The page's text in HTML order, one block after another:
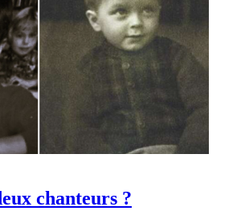
chanteurs ?